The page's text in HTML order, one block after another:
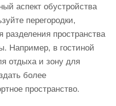
аспект обустройства
перегородки,
пространства
Например, в гостиной
отдыха и зону для
более
пространство.